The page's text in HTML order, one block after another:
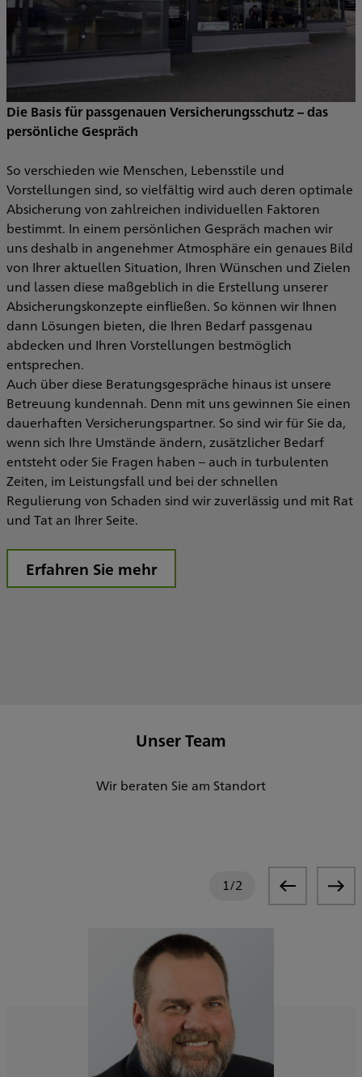
Die Basis für passgenauen Versicherungsschutz – das
persönliche Gespräch
So verschieden wie Menschen, Lebensstile und
Vorstellungen sind, so vielfältig wird auch deren optimale
Absicherung von zahlreichen individuellen Faktoren
bestimmt. In einem persönlichen Gespräch machen wir
uns deshalb in angenehmer Atmosphäre ein genaues Bild
von Ihrer aktuellen Situation, Ihren Wünschen und Zielen
und lassen diese maßgeblich in die Erstellung unserer
Absicherungskonzepte einfließen. So können wir Ihnen
dann Lösungen bieten, die Ihren Bedarf passgenau
abdecken und Ihren Vorstellungen bestmöglich
entsprechen.
Auch über diese Beratungsgespräche hinaus ist unsere
Betreuung kundennah. Denn mit uns gewinnen Sie einen
dauerhaften Versicherungspartner. So sind wir für Sie da,
wenn sich Ihre Umstände ändern, zusätzlicher Bedarf
entsteht oder Sie Fragen haben – auch in turbulenten
Zeiten, im Leistungsfall und bei der schnellen
Regulierung von Schaden sind wir zuverlässig und mit Rat
und Tat an Ihrer Seite.
Erfahren Sie mehr
Unser Team
Wir beraten Sie am Standort
1/2